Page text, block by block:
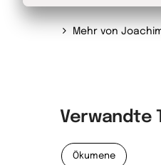
Mehr von
Verwandte
Ökumene